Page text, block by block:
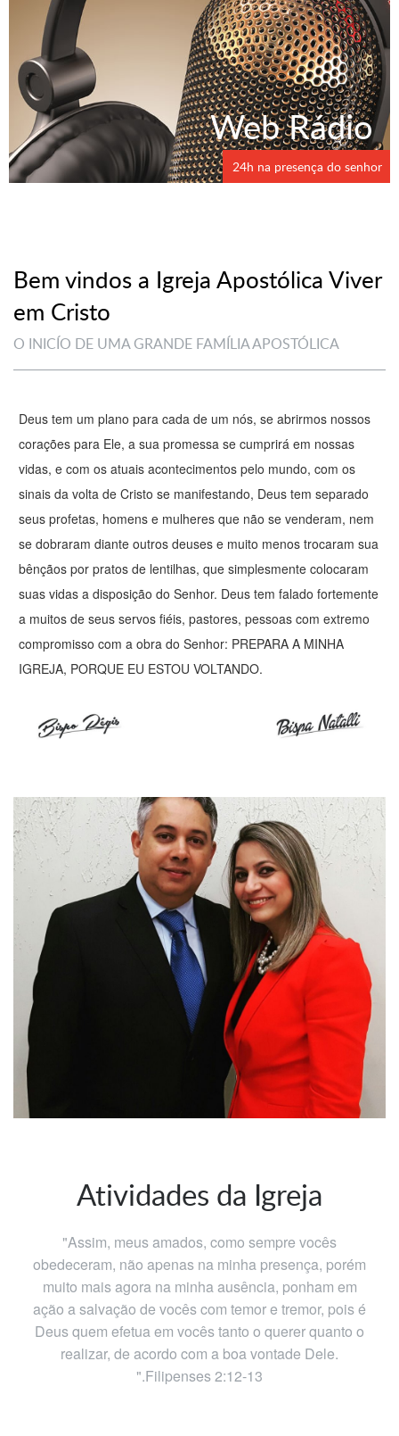
Web Rádio
24h na presença do senhor
Bem vindos a Igreja Apostólica Viver
em Cristo
O INICÍO DE UMA GRANDE FAMÍLIA APOSTÓLICA
Deus tem um plano para cada de um nós, se abrirmos nossos
corações para Ele, a sua promessa se cumprirá em nossas
vidas, e com os atuais acontecimentos pelo mundo, com os
sinais da volta de Cristo se manifestando, Deus tem separado
seus profetas, homens e mulheres que não se venderam, nem
se dobraram diante outros deuses e muito menos trocaram sua
bênçãos por pratos de lentilhas, que simplesmente colocaram
suas vidas a disposição do Senhor. Deus tem falado fortemente
a muitos de seus servos fiéis, pastores, pessoas com extremo
compromisso com a obra do Senhor: PREPARA A MINHA
IGREJA, PORQUE EU ESTOU VOLTANDO.
​Atividades da Igreja
"Assim, meus amados, como sempre vocês
obedeceram, não apenas na minha presença, porém
muito mais agora na minha ausência, ponham em
ação a salvação de vocês com temor e tremor, pois é
Deus quem efetua em vocês tanto o querer quanto o
realizar, de acordo com a boa vontade Dele.
".Filipenses 2:12-13